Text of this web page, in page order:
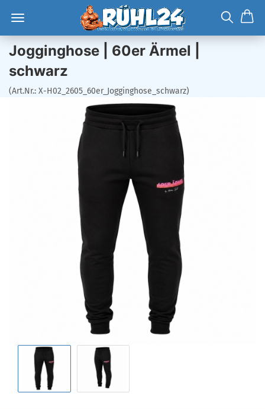
Jogginghose | 60er Ärmel |
schwarz
(Art.Nr.: X-H02_2605_60er_Jogginghose_schwarz)